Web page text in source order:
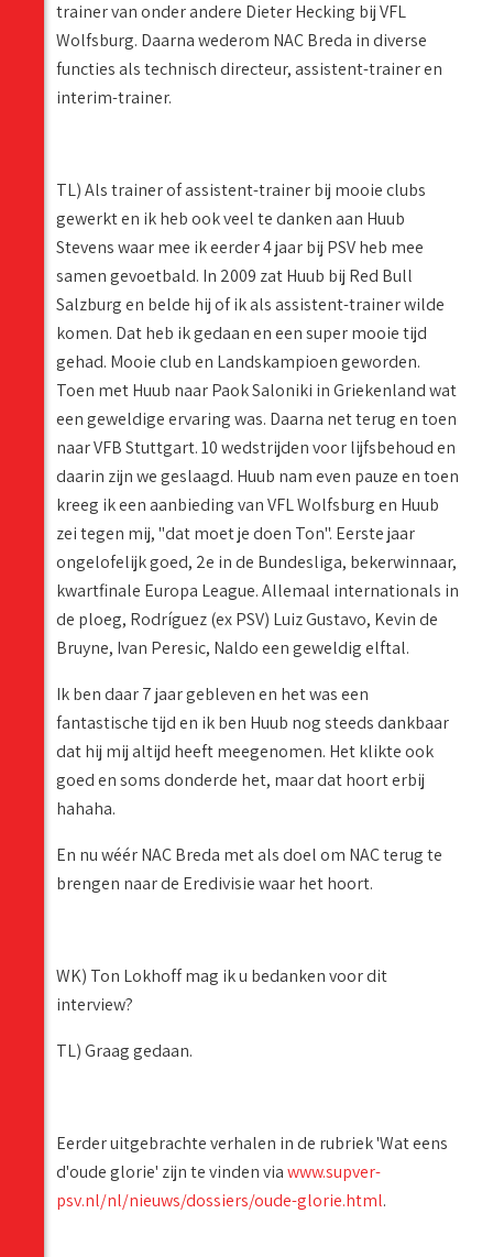
trainer van onder andere Dieter Hecking bij VFL
Wolfsburg. Daarna wederom NAC Breda in diverse
functies als technisch directeur, assistent-trainer en
interim-trainer.
TL) Als trainer of assistent-trainer bij mooie clubs
gewerkt en ik heb ook veel te danken aan Huub
Stevens waar mee ik eerder 4 jaar bij PSV heb mee
samen gevoetbald. In 2009 zat Huub bij Red Bull
Salzburg en belde hij of ik als assistent-trainer wilde
komen. Dat heb ik gedaan en een super mooie tijd
gehad. Mooie club en Landskampioen geworden.
Toen met Huub naar Paok Saloniki in Griekenland wat
een geweldige ervaring was. Daarna net terug en toen
naar VFB Stuttgart. 10 wedstrijden voor lijfsbehoud en
daarin zijn we geslaagd. Huub nam even pauze en toen
kreeg ik een aanbieding van VFL Wolfsburg en Huub
zei tegen mij, "dat moet je doen Ton". Eerste jaar
ongelofelijk goed, 2e in de Bundesliga, bekerwinnaar,
kwartfinale Europa League. Allemaal internationals in
de ploeg, Rodríguez (ex PSV) Luiz Gustavo, Kevin de
Bruyne, Ivan Peresic, Naldo een geweldig elftal.
Ik ben daar 7 jaar gebleven en het was een
fantastische tijd en ik ben Huub nog steeds dankbaar
dat hij mij altijd heeft meegenomen. Het klikte ook
goed en soms donderde het, maar dat hoort erbij
hahaha.
En nu wéér NAC Breda met als doel om NAC terug te
brengen naar de Eredivisie waar het hoort.
WK) Ton Lokhoff mag ik u bedanken voor dit
interview?
TL) Graag gedaan.
Eerder uitgebrachte verhalen in de rubriek 'Wat eens
d'oude glorie' zijn te vinden viawww.supver-
psv.nl/nl/nieuws/dossiers/oude-glorie.html.